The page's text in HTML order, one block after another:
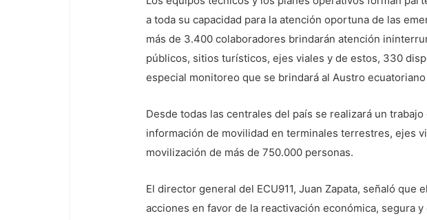
a toda su capacidad para la atención oportuna de las
más de 3.400 colaboradores brindarán atención
públicos, sitios turísticos, ejes viales y de estos, 330
especial monitoreo que se brindará al Austro
Desde todas las centrales del país se realizará un
información de movilidad en terminales terrestres, ejes
movilización de más de 750.000 personas.
El director general del ECU911, Juan Zapata, señaló
acciones en favor de la reactivación económica, segura